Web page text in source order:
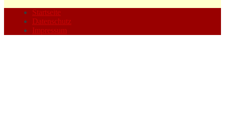
Startseite
Datenschutz
Impressum